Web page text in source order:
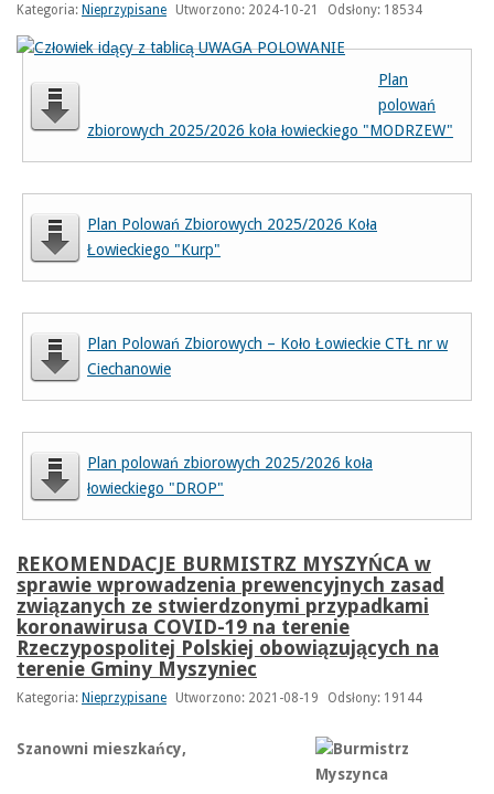
Kategoria: Nieprzypisane Utworzono: 2024-10-21 Odsłony: 18534
Plan
polowań
zbiorowych 2025/2026 koła łowieckiego "MODRZEW"
Plan Polowań Zbiorowych 2025/2026 Koła
Łowieckiego "Kurp"
Plan Polowań Zbiorowych – Koło Łowieckie CTŁ nr w
Ciechanowie
Plan polowań zbiorowych 2025/2026 koła
łowieckiego "DROP"
REKOMENDACJE BURMISTRZ MYSZYŃCA w
sprawie wprowadzenia prewencyjnych zasad
związanych ze stwierdzonymi przypadkami
koronawirusa COVID-19 na terenie
Rzeczypospolitej Polskiej obowiązujących na
terenie Gminy Myszyniec
Kategoria: Nieprzypisane Utworzono: 2021-08-19 Odsłony: 19144
Szanowni mieszkańcy,